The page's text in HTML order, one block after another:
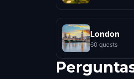
London
60 quests